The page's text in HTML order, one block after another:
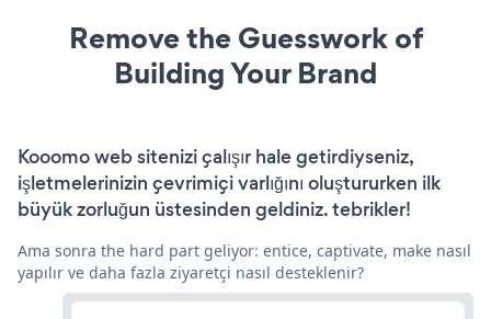
Remove the Guesswork of
Building Your Brand
Kooomo web sitenizi çalışır hale getirdiyseniz,
işletmelerinizin çevrimiçi varlığını oluştururken ilk
büyük zorluğun üstesinden geldiniz. tebrikler!
Ama sonra the hard part geliyor: entice, captivate, make nasıl
yapılır ve daha fazla ziyaretçi nasıl desteklenir?